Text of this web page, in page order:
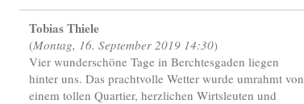
Tobias Thiele
(Montag, 16. September 2019 14:30)
Vier wunderschöne Tage in Berchtesgaden liegen
hinter uns. Das prachtvolle Wetter wurde umrahmt von
einem tollen Quartier, herzlichen Wirtsleuten und